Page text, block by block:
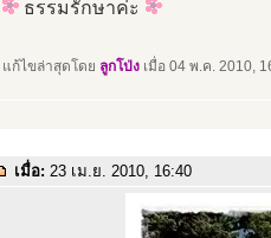
ธรรมรักษาค่ะ
แก้ไขล่าสุดโดย ลูกโป่ง เมื่อ 04 พ.ค. 2010,
เมื่อ: 23 เม.ย. 2010, 16:40